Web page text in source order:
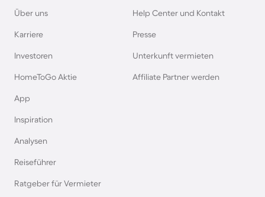
Camping auf Usedom
Camping in Schweden
Camping in Holland
Über uns
Karriere
Investoren
HomeToGo Aktie
App
Inspiration
Analysen
Reiseführer
Ratgeber für Vermieter
Help Center und Kontakt
Presse
Unterkunft vermieten
Affiliate Partner werden